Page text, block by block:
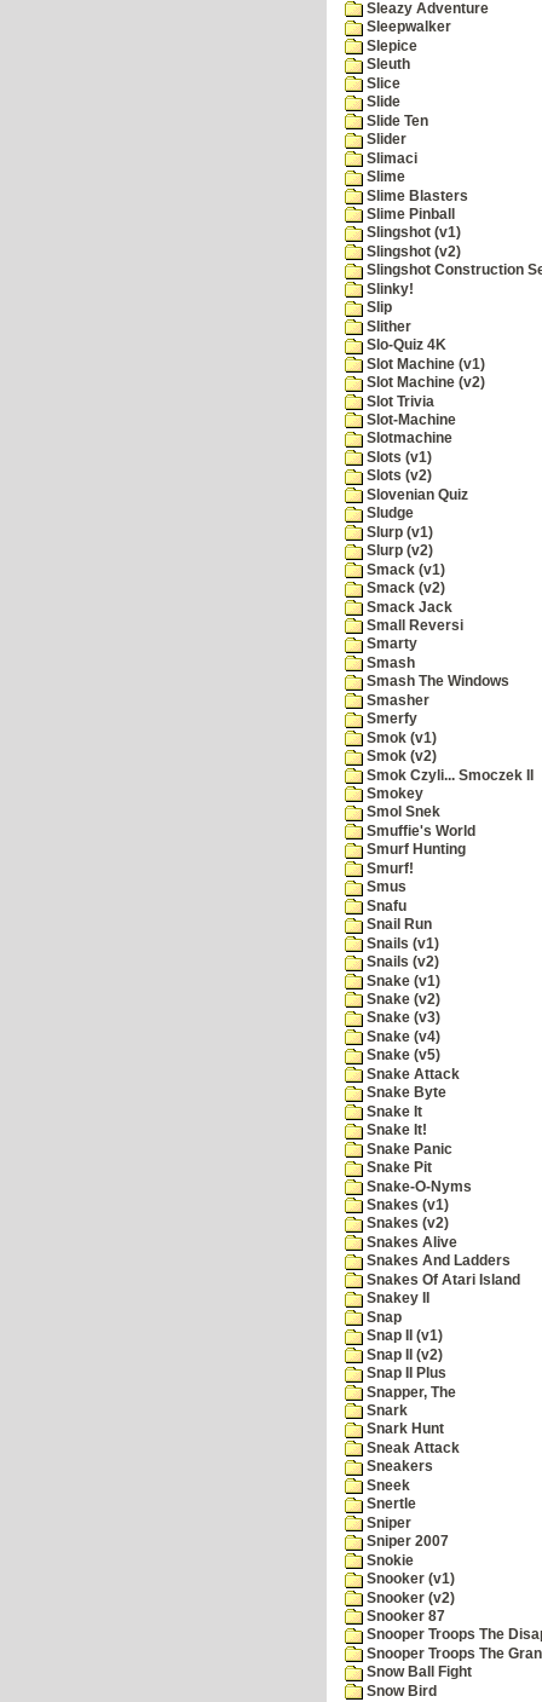
Sleazy Adventure
Sleepwalker
Slepice
Sleuth
Slice
Slide
Slide Ten
Slider
Slimaci
Slime
Slime Blasters
Slime Pinball
Slingshot (v1)
Slingshot (v2)
Slingshot Construction
Slinky!
Slip
Slither
Slo-Quiz 4K
Slot Machine (v1)
Slot Machine (v2)
Slot Trivia
Slot-Machine
Slotmachine
Slots (v1)
Slots (v2)
Slovenian Quiz
Sludge
Slurp (v1)
Slurp (v2)
Smack (v1)
Smack (v2)
Smack Jack
Small Reversi
Smarty
Smash
Smash The Windows
Smasher
Smerfy
Smok (v1)
Smok (v2)
Smok Czyli... Smoczek II
Smokey
Smol Snek
Smuffie's World
Smurf Hunting
Smurf!
Smus
Snafu
Snail Run
Snails (v1)
Snails (v2)
Snake (v1)
Snake (v2)
Snake (v3)
Snake (v4)
Snake (v5)
Snake Attack
Snake Byte
Snake It
Snake It!
Snake Panic
Snake Pit
Snake-O-Nyms
Snakes (v1)
Snakes (v2)
Snakes Alive
Snakes And Ladders
Snakes Of Atari Island
Snakey II
Snap
Snap II (v1)
Snap II (v2)
Snap II Plus
Snapper, The
Snark
Snark Hunt
Sneak Attack
Sneakers
Sneek
Snertle
Sniper
Sniper 2007
Snokie
Snooker (v1)
Snooker (v2)
Snooker 87
Snooper Troops The
Snooper Troops The
Snow Ball Fight
Snow Bird